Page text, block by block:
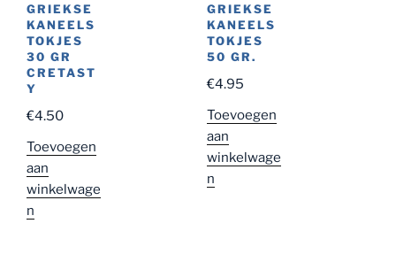
GRIEKSE
KANEELS
TOKJES
30 GR
CRETAST
Y
€4.50
Toevoegen
aan
winkelwage
n
GRIEKSE
KANEELS
TOKJES
50 GR.
€4.95
Toevoegen
aan
winkelwage
n